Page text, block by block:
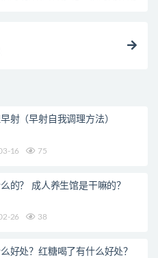
射（早射自我调理方法）
16 75
的？ 成人养生馆是干嘛的？
26 38
好处？红糖喝了有什么好处？